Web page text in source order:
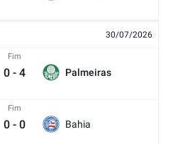
30/07/2026
Fim
0 - 4 Palmeiras
Fim
0 - 0 Bahia